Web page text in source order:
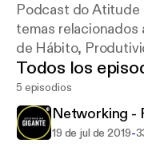
Podcast do Atitude
temas relacionados
de Hábito,
Todos los
5 episodios
Networking -
19 de jul de 2019-